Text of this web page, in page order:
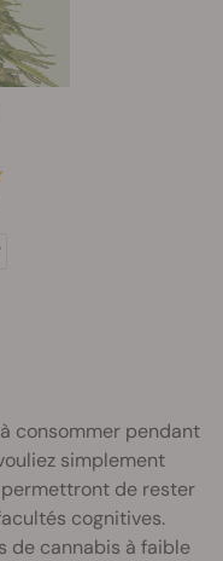
consommer pendant
simplement
de rester
cognitives.
de cannabis à faible